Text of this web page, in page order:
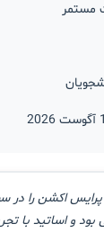
اکشن را در
و اساتید با